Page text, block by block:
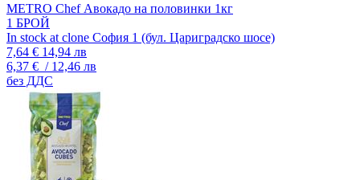
METRO Chef Авокадо на половинки 1кг
1 БРОЙ
In stock at clone София 1 (бул. Цариградско шосе)
7,64 € 14,94 лв
6,37 € / 12,46 лв
без ДДС